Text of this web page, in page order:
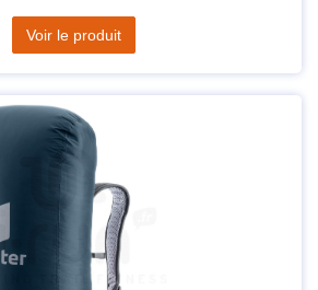
Voir le produit